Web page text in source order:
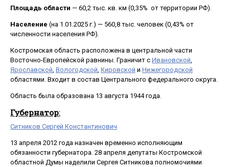
Площадь области — 60,2 тыс. кв. км (0,35% от территории РФ).
Население (на 1.01.2025 г.) — 560,8 тыс. человек (0,43% от
численности населения РФ).
Костромская область расположена в центральной части
Восточно-Европейской равнины. Граничит с Ивановской,
Ярославской, Вологодской, Кировской и Нижегородской
областями. Входит в состав Центрального федерального округа.
Область была образована 13 августа 1944 года.
Губернатор:
Ситников Сергей Константинович
13 апреля 2012 года назначен временно исполняющим
обязанности губернатора. 28 апреля депутаты Костромской
областной Думы наделили Сергея Ситникова полномочиями